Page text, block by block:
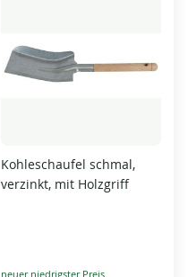
Kohleschaufel schmal,
verzinkt, mit Holzgriff
Special